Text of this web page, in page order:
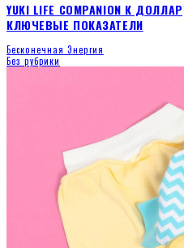
YUKI LIFE COMPANION К
КЛЮЧЕВЫЕ ПОКАЗАТЕЛИ
Бесконечная Энергия
Без рубрики